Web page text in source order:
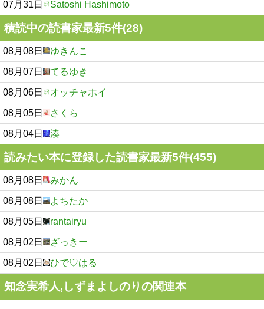
07月31日 Satoshi Hashimoto
積読中の読書家最新5件(28)
08月08日 ゆきんこ
08月07日 てるゆき
08月06日 オッチャホイ
08月05日 さくら
08月04日 湊
読みたい本に登録した読書家最新5件(455)
08月08日 みかん
08月08日 よちたか
08月05日 rantairyu
08月02日 ざっきー
08月02日 ひで♡はる
知念実希人,しずまよしのりの関連本